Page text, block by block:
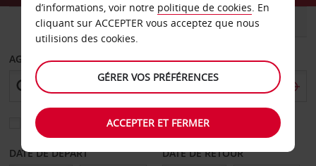
VOITURE UTILITAIRE
AGENCE DE DÉPART
Sélectionnez une autre agence de retour
DATE DE DÉPART DATE DE RETOUR
d’informations, voir notre politique de cookies. En
cliquant sur ACCEPTER vous acceptez que nous
utilisions des cookies.
GÉRER VOS PRÉFÉRENCES
ACCEPTER ET FERMER